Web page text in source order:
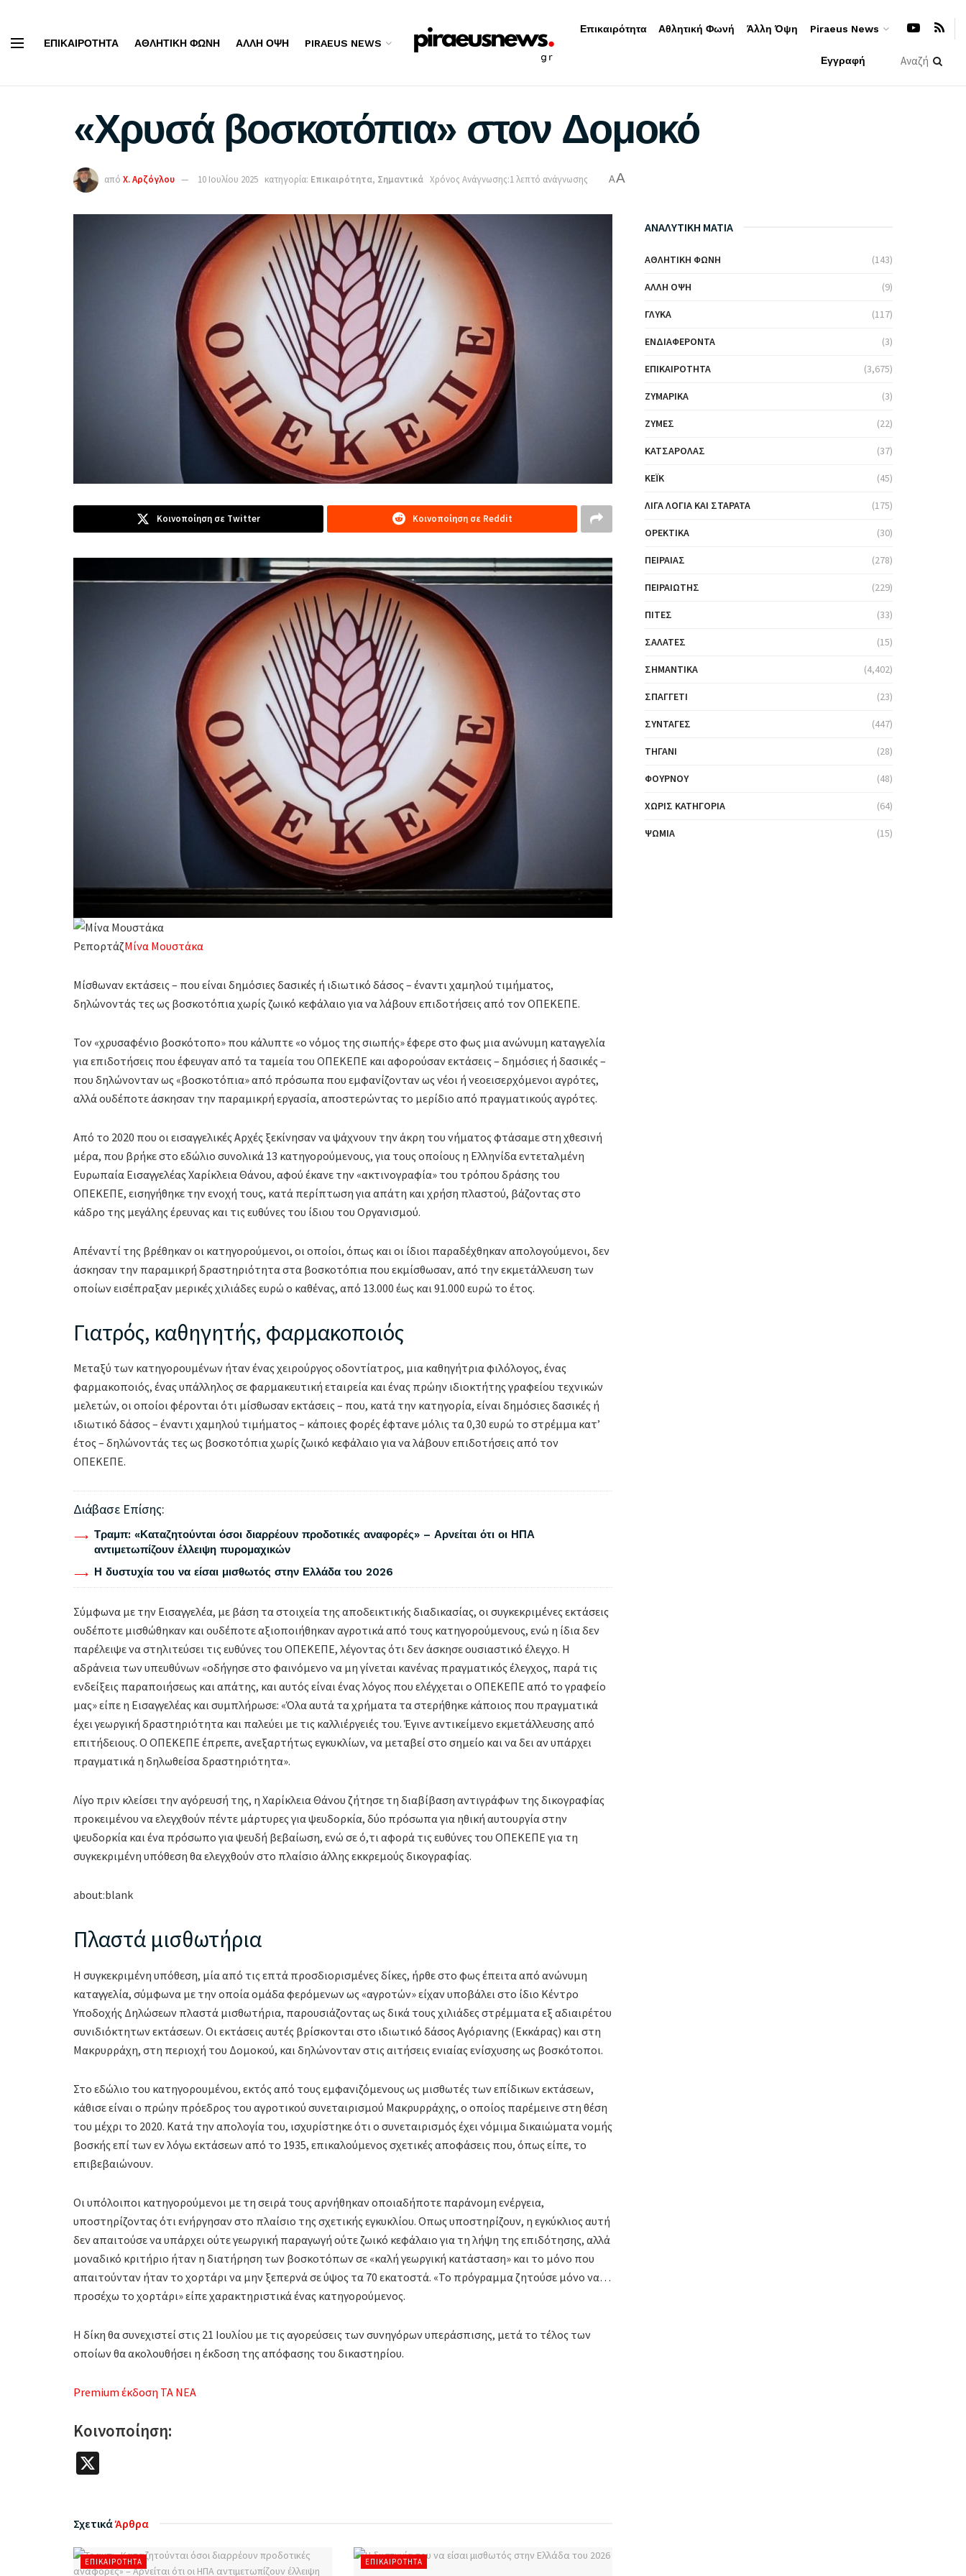
ΕΠΙΚΑΙΡΌΤΗΤΑ ΑΘΛΗΤΙΚΉ ΦΩΝΉ ΆΛΛΗ ΌΨΗ PIRAEUS NEWS
Επικαιρότητα Αθλητική Φωνή Άλλη Όψη Piraeus News
Εγγραφή
«Χρυσά βοσκοτόπια» στον Δομοκό
από Χ. Αρζόγλου 10 Ιουλίου 2025 κατηγορία: Επικαιρότητα, Σημαντικά Χρόνος Ανάγνωσης:1 λεπτό ανάγνωσης AA
Κοινοποίηση σε Twitter Κοινοποίηση σε Reddit
ΡεπορτάζΜίνα Μουστάκα
Μίσθωναν εκτάσεις – που είναι δημόσιες δασικές ή ιδιωτικό δάσος – έναντι χαμηλού τιμήματος,
δηλώνοντάς τες ως βοσκοτόπια χωρίς ζωικό κεφάλαιο για να λάβουν επιδοτήσεις από τον ΟΠΕΚΕΠΕ.
Τον «χρυσαφένιο βοσκότοπο» που κάλυπτε «ο νόμος της σιωπής» έφερε στο φως μια ανώνυμη καταγγελία
για επιδοτήσεις που έφευγαν από τα ταμεία του ΟΠΕΚΕΠΕ και αφορούσαν εκτάσεις – δημόσιες ή δασικές –
που δηλώνονταν ως «βοσκοτόπια» από πρόσωπα που εμφανίζονταν ως νέοι ή νεοεισερχόμενοι αγρότες,
αλλά ουδέποτε άσκησαν την παραμικρή εργασία, αποστερώντας το μερίδιο από πραγματικούς αγρότες.
Από το 2020 που οι εισαγγελικές Αρχές ξεκίνησαν να ψάχνουν την άκρη του νήματος φτάσαμε στη χθεσινή
μέρα, που βρήκε στο εδώλιο συνολικά 13 κατηγορούμενους, για τους οποίους η Ελληνίδα εντεταλμένη
Ευρωπαία Εισαγγελέας Χαρίκλεια Θάνου, αφού έκανε την «ακτινογραφία» του τρόπου δράσης του
ΟΠΕΚΕΠΕ, εισηγήθηκε την ενοχή τους, κατά περίπτωση για απάτη και χρήση πλαστού, βάζοντας στο
κάδρο της μεγάλης έρευνας και τις ευθύνες του ίδιου του Οργανισμού.
Απέναντί της βρέθηκαν οι κατηγορούμενοι, οι οποίοι, όπως και οι ίδιοι παραδέχθηκαν απολογούμενοι, δεν
άσκησαν την παραμικρή δραστηριότητα στα βοσκοτόπια που εκμίσθωσαν, από την εκμετάλλευση των
οποίων εισέπραξαν μερικές χιλιάδες ευρώ ο καθένας, από 13.000 έως και 91.000 ευρώ το έτος.
Γιατρός, καθηγητής, φαρμακοποιός
Μεταξύ των κατηγορουμένων ήταν ένας χειρούργος οδοντίατρος, μια καθηγήτρια φιλόλογος, ένας
φαρμακοποιός, ένας υπάλληλος σε φαρμακευτική εταιρεία και ένας πρώην ιδιοκτήτης γραφείου τεχνικών
μελετών, οι οποίοι φέρονται ότι μίσθωσαν εκτάσεις – που, κατά την κατηγορία, είναι δημόσιες δασικές ή
ιδιωτικό δάσος – έναντι χαμηλού τιμήματος – κάποιες φορές έφτανε μόλις τα 0,30 ευρώ το στρέμμα κατ’
έτος – δηλώνοντάς τες ως βοσκοτόπια χωρίς ζωικό κεφάλαιο για να λάβουν επιδοτήσεις από τον
ΟΠΕΚΕΠΕ.
Διάβασε Επίσης:
Τραμπ: «Καταζητούνται όσοι διαρρέουν προδοτικές αναφορές» – Αρνείται ότι οι ΗΠΑ
αντιμετωπίζουν έλλειψη πυρομαχικών
Η δυστυχία του να είσαι μισθωτός στην Ελλάδα του 2026
Σύμφωνα με την Εισαγγελέα, με βάση τα στοιχεία της αποδεικτικής διαδικασίας, οι συγκεκριμένες εκτάσεις
ουδέποτε μισθώθηκαν και ουδέποτε αξιοποιήθηκαν αγροτικά από τους κατηγορούμενους, ενώ η ίδια δεν
παρέλειψε να στηλιτεύσει τις ευθύνες του ΟΠΕΚΕΠΕ, λέγοντας ότι δεν άσκησε ουσιαστικό έλεγχο. Η
αδράνεια των υπευθύνων «οδήγησε στο φαινόμενο να μη γίνεται κανένας πραγματικός έλεγχος, παρά τις
ενδείξεις παραποιήσεως και απάτης, και αυτός είναι ένας λόγος που ελέγχεται ο ΟΠΕΚΕΠΕ από το γραφείο
μας» είπε η Εισαγγελέας και συμπλήρωσε: «Όλα αυτά τα χρήματα τα στερήθηκε κάποιος που πραγματικά
έχει γεωργική δραστηριότητα και παλεύει με τις καλλιέργειές του. Έγινε αντικείμενο εκμετάλλευσης από
επιτήδειους. Ο ΟΠΕΚΕΠΕ έπρεπε, ανεξαρτήτως εγκυκλίων, να μεταβεί στο σημείο και να δει αν υπάρχει
πραγματικά η δηλωθείσα δραστηριότητα».
Λίγο πριν κλείσει την αγόρευσή της, η Χαρίκλεια Θάνου ζήτησε τη διαβίβαση αντιγράφων της δικογραφίας
προκειμένου να ελεγχθούν πέντε μάρτυρες για ψευδορκία, δύο πρόσωπα για ηθική αυτουργία στην
ψευδορκία και ένα πρόσωπο για ψευδή βεβαίωση, ενώ σε ό,τι αφορά τις ευθύνες του ΟΠΕΚΕΠΕ για τη
συγκεκριμένη υπόθεση θα ελεγχθούν στο πλαίσιο άλλης εκκρεμούς δικογραφίας.
about:blank
Πλαστά μισθωτήρια
Η συγκεκριμένη υπόθεση, μία από τις επτά προσδιορισμένες δίκες, ήρθε στο φως έπειτα από ανώνυμη
καταγγελία, σύμφωνα με την οποία ομάδα φερόμενων ως «αγροτών» είχαν υποβάλει στο ίδιο Κέντρο
Υποδοχής Δηλώσεων πλαστά μισθωτήρια, παρουσιάζοντας ως δικά τους χιλιάδες στρέμματα εξ αδιαιρέτου
συνιδιόκτητων εκτάσεων. Οι εκτάσεις αυτές βρίσκονται στο ιδιωτικό δάσος Αγόριανης (Εκκάρας) και στη
Μακρυρράχη, στη περιοχή του Δομοκού, και δηλώνονταν στις αιτήσεις ενιαίας ενίσχυσης ως βοσκότοποι.
Στο εδώλιο του κατηγορουμένου, εκτός από τους εμφανιζόμενους ως μισθωτές των επίδικων εκτάσεων,
κάθισε είναι ο πρώην πρόεδρος του αγροτικού συνεταιρισμού Μακρυρράχης, ο οποίος παρέμεινε στη θέση
του μέχρι το 2020. Κατά την απολογία του, ισχυρίστηκε ότι ο συνεταιρισμός έχει νόμιμα δικαιώματα νομής
βοσκής επί των εν λόγω εκτάσεων από το 1935, επικαλούμενος σχετικές αποφάσεις που, όπως είπε, το
επιβεβαιώνουν.
Οι υπόλοιποι κατηγορούμενοι με τη σειρά τους αρνήθηκαν οποιαδήποτε παράνομη ενέργεια,
υποστηρίζοντας ότι ενήργησαν στο πλαίσιο της σχετικής εγκυκλίου. Οπως υποστηρίζουν, η εγκύκλιος αυτή
δεν απαιτούσε να υπάρχει ούτε γεωργική παραγωγή ούτε ζωικό κεφάλαιο για τη λήψη της επιδότησης, αλλά
μοναδικό κριτήριο ήταν η διατήρηση των βοσκοτόπων σε «καλή γεωργική κατάσταση» και το μόνο που
απαιτούνταν ήταν το χορτάρι να μην ξεπερνά σε ύψος τα 70 εκατοστά. «Το πρόγραμμα ζητούσε μόνο να…
προσέχω το χορτάρι» είπε χαρακτηριστικά ένας κατηγορούμενος.
Η δίκη θα συνεχιστεί στις 21 Ιουλίου με τις αγορεύσεις των συνηγόρων υπεράσπισης, μετά το τέλος των
οποίων θα ακολουθήσει η έκδοση της απόφασης του δικαστηρίου.
Premium έκδοση ΤΑ ΝΕΑ
Κοινοποίηση:
ΣχετικάΆρθρα
ΕΠΙΚΑΙΡΌΤΗΤΑ ΕΠΙΚΑΙΡΌΤΗΤΑ
ΑΝΑΛΥΤΙΚΗ ΜΑΤΙΑ
ΑΘΛΗΤΙΚΉ ΦΩΝΉ (143)
ΆΛΛΗ ΌΨΗ (9)
ΓΛΥΚΆ (117)
ΕΝΔΙΑΦΈΡΟΝΤΑ (3)
ΕΠΙΚΑΙΡΌΤΗΤΑ (3,675)
ΖΥΜΑΡΙΚΆ (3)
ΖΎΜΕΣ (22)
ΚΑΤΣΑΡΌΛΑΣ (37)
ΚΈΙΚ (45)
ΛΊΓΑ ΛΌΓΙΑ ΚΑΙ ΣΤΑΡΆΤΑ (175)
ΟΡΕΚΤΙΚΆ (30)
ΠΕΙΡΑΙΆΣ (278)
ΠΕΙΡΑΙΏΤΗΣ (229)
ΠΊΤΕΣ (33)
ΣΑΛΆΤΕΣ (15)
ΣΗΜΑΝΤΙΚΆ (4,402)
ΣΠΑΓΓΈΤΙ (23)
ΣΥΝΤΑΓΈΣ (447)
ΤΗΓΆΝΙ (28)
ΦΟΎΡΝΟΥ (48)
ΧΩΡΊΣ ΚΑΤΗΓΟΡΊΑ (64)
ΨΩΜΙΆ (15)